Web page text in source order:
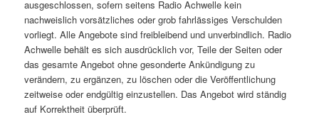
ausgeschlossen, sofern seitens Radio Achwelle kein
nachweislich vorsätzliches oder grob fahrlässiges Verschulden
vorliegt. Alle Angebote sind freibleibend und unverbindlich. Radio
Achwelle behält es sich ausdrücklich vor, Teile der Seiten oder
das gesamte Angebot ohne gesonderte Ankündigung zu
verändern, zu ergänzen, zu löschen oder die Veröffentlichung
zeitweise oder endgültig einzustellen. Das Angebot wird ständig
auf Korrektheit überprüft.